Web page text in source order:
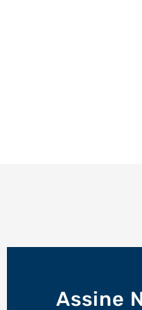
Assine